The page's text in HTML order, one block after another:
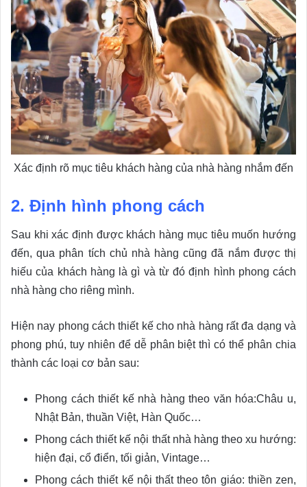
Xác định rõ mục tiêu khách hàng của nhà hàng nhắm đến
2. Định hình phong cách
Sau khi xác định được khách hàng mục tiêu muốn hướng
đến, qua phân tích chủ nhà hàng cũng đã nắm được thị
hiếu của khách hàng là gì và từ đó định hình phong cách
nhà hàng cho riêng mình.
Hiện nay phong cách thiết kế cho nhà hàng rất đa dạng và
phong phú, tuy nhiên để dễ phân biệt thì có thể phân chia
thành các loại cơ bản sau:
Phong cách thiết kế nhà hàng theo văn hóa:Châu u,
Nhật Bản, thuần Việt, Hàn Quốc…
Phong cách thiết kế nội thất nhà hàng theo xu hướng:
hiện đại, cổ điển, tối giản, Vintage…
Phong cách thiết kế nội thất theo tôn giáo: thiền zen,